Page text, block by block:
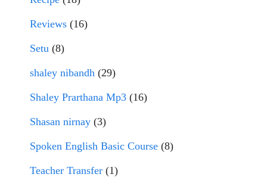
Reviews (16)
Setu (8)
shaley nibandh (29)
Shaley Prarthana Mp3 (16)
Shasan nirnay (3)
Spoken English Basic Course (8)
Teacher Transfer (1)